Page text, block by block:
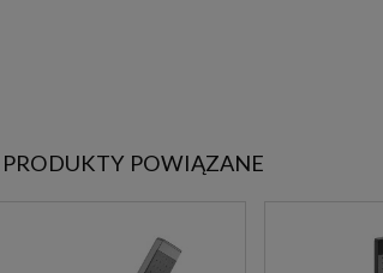
PRODUKTY POWIĄZANE